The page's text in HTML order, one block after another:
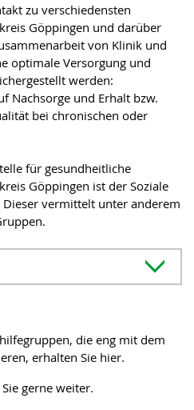
zu verschiedensten
Göppingen und darüber
von Klinik und
optimale Versorgung und
werden:
Nachsorge und Erhalt bzw.
bei chronischen oder
für gesundheitliche
Göppingen ist der Soziale
Dieser vermittelt unter anderem
die eng mit dem
erhalten Sie hier.
gerne weiter.